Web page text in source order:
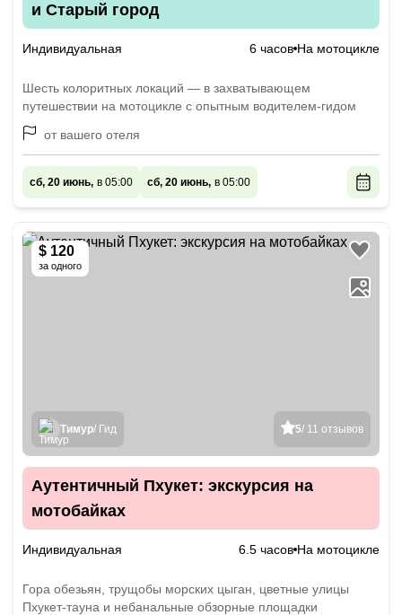
и Старый город
Индивидуальная 6 часов На мотоцикле
Шесть колоритных локаций — в захватывающем
путешествии на мотоцикле с опытным водителем-гидом
от вашего отеля
сб, 20 июнь, в 05:00 сб, 20 июнь, в 05:00
$ 120
за одного
5/ 11 отзывов
Тимур/ Гид
Аутентичный Пхукет: экскурсия на
мотобайках
Индивидуальная 6.5 часов На мотоцикле
Гора обезьян, трущобы морских цыган, цветные улицы
Пхукет-тауна и небанальные обзорные площадки